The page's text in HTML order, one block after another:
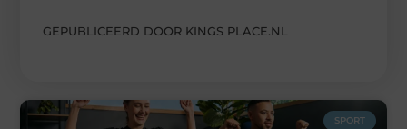
GEPUBLICEERD DOOR KINGS PLACE.NL
SPORT